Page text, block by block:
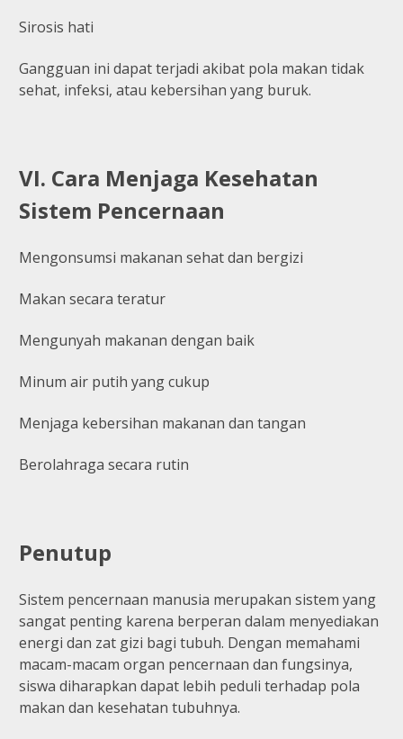
Sirosis hati
Gangguan ini dapat terjadi akibat pola makan tidak
sehat, infeksi, atau kebersihan yang buruk.
VI. Cara Menjaga Kesehatan
Sistem Pencernaan
Mengonsumsi makanan sehat dan bergizi
Makan secara teratur
Mengunyah makanan dengan baik
Minum air putih yang cukup
Menjaga kebersihan makanan dan tangan
Berolahraga secara rutin
Penutup
Sistem pencernaan manusia merupakan sistem yang
sangat penting karena berperan dalam menyediakan
energi dan zat gizi bagi tubuh. Dengan memahami
macam-macam organ pencernaan dan fungsinya,
siswa diharapkan dapat lebih peduli terhadap pola
makan dan kesehatan tubuhnya.